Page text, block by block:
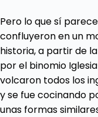
Pero lo que sí
confluyeron en un
historia, a partir de
por el binomio
volcaron todos los
y se fue cocinando
unas formas